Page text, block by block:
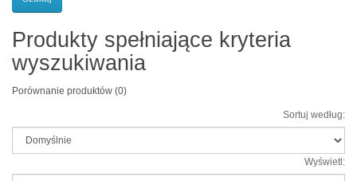
Produkty spełniające kryteria
wyszukiwania
Porównanie produktów (0)
Sortuj według:
Wyświetl: